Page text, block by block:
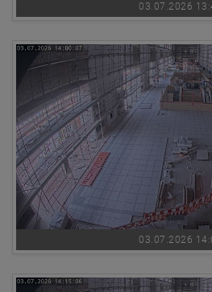
03.07.2026
03.07.2026